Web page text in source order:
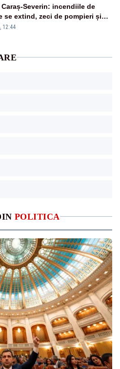
POLITICA
Severin: incendiile de
se extind, zeci de pompieri și
se luptă cu flăcările - VIDEO
12:44